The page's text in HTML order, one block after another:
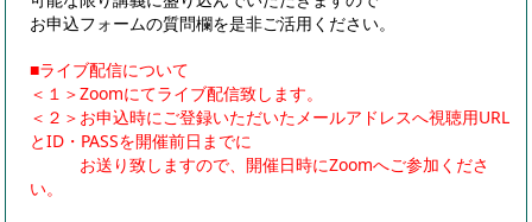
お申込フォームの質問欄を是非ご活用ください。
■ライブ配信について
＜１＞Zoomにてライブ配信致します。
＜２＞お申込時にご登録いただいたメールアドレスへ視聴用URL
とID・PASSを開催前日までに
お送り致しますので、開催日時にZoomへご参加くださ
い。